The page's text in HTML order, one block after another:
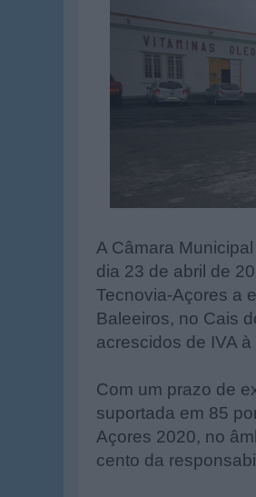
A Câmara
dia 23 de abril de
Tecnovia-Açores a
Baleeiros, no Cais
acrescidos de IVA
Com um prazo de
suportada em 85
Açores 2020, no
cento da